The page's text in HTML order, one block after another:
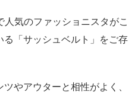
気のファッショニスタがこ
「サッシュベルト」をご存
やアウターと相性がよく、